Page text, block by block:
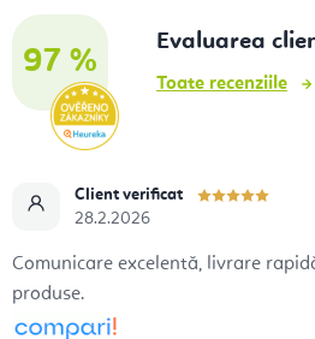
97 %
Evaluarea
Toate recenziile
Client verificat
28.2.2026
Comunicare excelentă, livrare
produse.